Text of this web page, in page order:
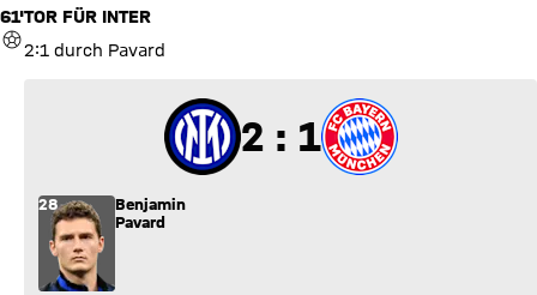
61'
TOR
TOR FÜR INTER
2:1 durch Pavard
2 zu 1
2 : 1
28
Benjamin
Pavard